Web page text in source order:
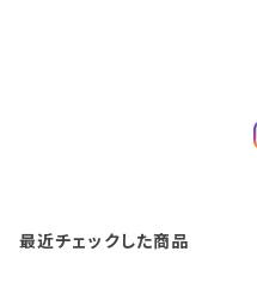
最近チェックした商品